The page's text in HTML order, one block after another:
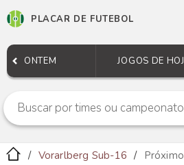
PLACAR DE FUTEBOL
ONTEM JOGOS DE
Vorarlberg Sub-16